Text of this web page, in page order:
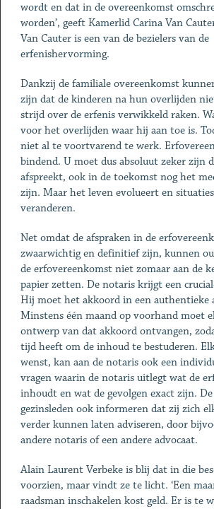
wordt en dat in de overeenkomst
worden’, geeft Kamerlid Carina Van
Van Cauter is een van de bezielers van de
erfenishervorming.
Dankzij de familiale overeenkomst
zijn dat de kinderen na hun overlijden
strijd over de erfenis verwikkeld raken.
voor het overlijden waar hij aan toe is.
niet al te voortvarend te werk.
bindend. U moet dus absoluut zeker zijn
afspreekt, ook in de toekomst nog het
zijn. Maar het leven evolueert en
veranderen.
Net omdat de afspraken in de
zwaarwichtig en definitief zijn, kunnen
de erfovereenkomst niet zomaar aan de
papier zetten. De notaris krijgt een
Hij moet het akkoord in een authentieke
Minstens één maand op voorhand moet
ontwerp van dat akkoord ontvangen,
tijd heeft om de inhoud te bestuderen.
wenst, kan aan de notaris ook een
vragen waarin de notaris uitlegt wat de
inhoudt en wat de gevolgen exact zijn.
gezinsleden ook informeren dat zij zich
verder kunnen laten adviseren, door
andere notaris of een andere advocaat.
Alain Laurent Verbeke is blij dat in die
voorzien, maar vindt ze te licht. ‘Een
raadsman inschakelen kost geld. Er is te